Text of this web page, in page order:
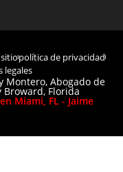
política de privacidad
legales
Montero, Abogado de
Florida
Miami, FL - Jaime